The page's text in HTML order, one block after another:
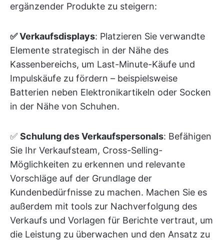
ergänzender Produkte zu steigern:
✅ Verkaufsdisplays: Platzieren Sie verwandte
Elemente strategisch in der Nähe des
Kassenbereichs, um Last-Minute-Käufe und
Impulskäufe zu fördern – beispielsweise
Batterien neben Elektronikartikeln oder Socken
in der Nähe von Schuhen.
✅ Schulung des Verkaufspersonals: Befähigen
Sie Ihr Verkaufsteam, Cross-Selling-
Möglichkeiten zu erkennen und relevante
Vorschläge auf der Grundlage der
Kundenbedürfnisse zu machen. Machen Sie es
außerdem mit tools zur Nachverfolgung des
Verkaufs und Vorlagen für Berichte vertraut, um
die Leistung zu überwachen und den Ansatz zu